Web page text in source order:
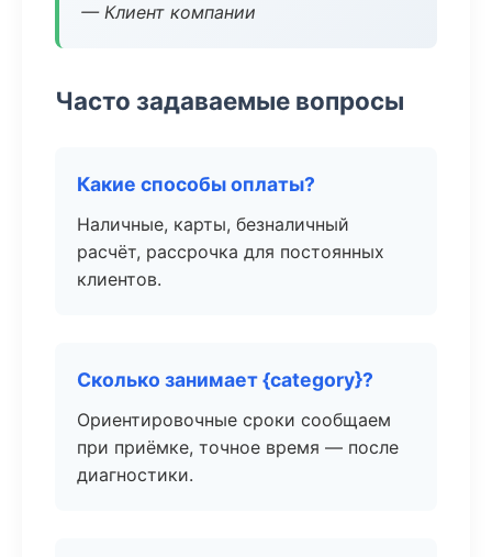
— Клиент компании
Часто задаваемые вопросы
Какие способы оплаты?
Наличные, карты, безналичный
расчёт, рассрочка для постоянных
клиентов.
Сколько занимает {category}?
Ориентировочные сроки сообщаем
при приёмке, точное время — после
диагностики.